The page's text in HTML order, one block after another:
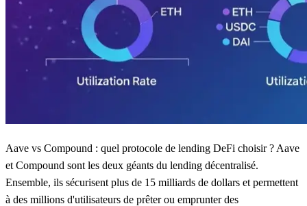
Aave vs Compound : quel protocole de lending DeFi choisir ? Aave
et Compound sont les deux géants du lending décentralisé.
Ensemble, ils sécurisent plus de 15 milliards de dollars et permettent
à des millions d'utilisateurs de prêter ou emprunter des